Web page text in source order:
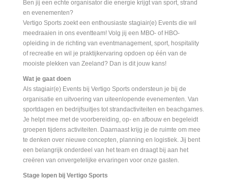
Ben jij een echte organisator die energie krijgt van sport, strand
en evenementen?
Vertigo Sports zoekt een enthousiaste stagiair(e) Events die wil
meedraaien in ons eventteam! Volg jij een MBO- of HBO-
opleiding in de richting van eventmanagement, sport, hospitality
of recreatie en wil je praktijkervaring opdoen op één van de
mooiste plekken van Zeeland? Dan is dit jouw kans!
Wat je gaat doen
Als stagiair(e) Events bij Vertigo Sports ondersteun je bij de
organisatie en uitvoering van uiteenlopende evenementen. Van
sportdagen en bedrijfsuitjes tot strandactiviteiten en beachgames.
Je helpt mee met de voorbereiding, op- en afbouw en begeleidt
groepen tijdens activiteiten. Daarnaast krijg je de ruimte om mee
te denken over nieuwe concepten, planning en logistiek. Jij bent
een belangrijk onderdeel van het team en draagt bij aan het
creëren van onvergetelijke ervaringen voor onze gasten.
Stage lopen bij Vertigo Sports